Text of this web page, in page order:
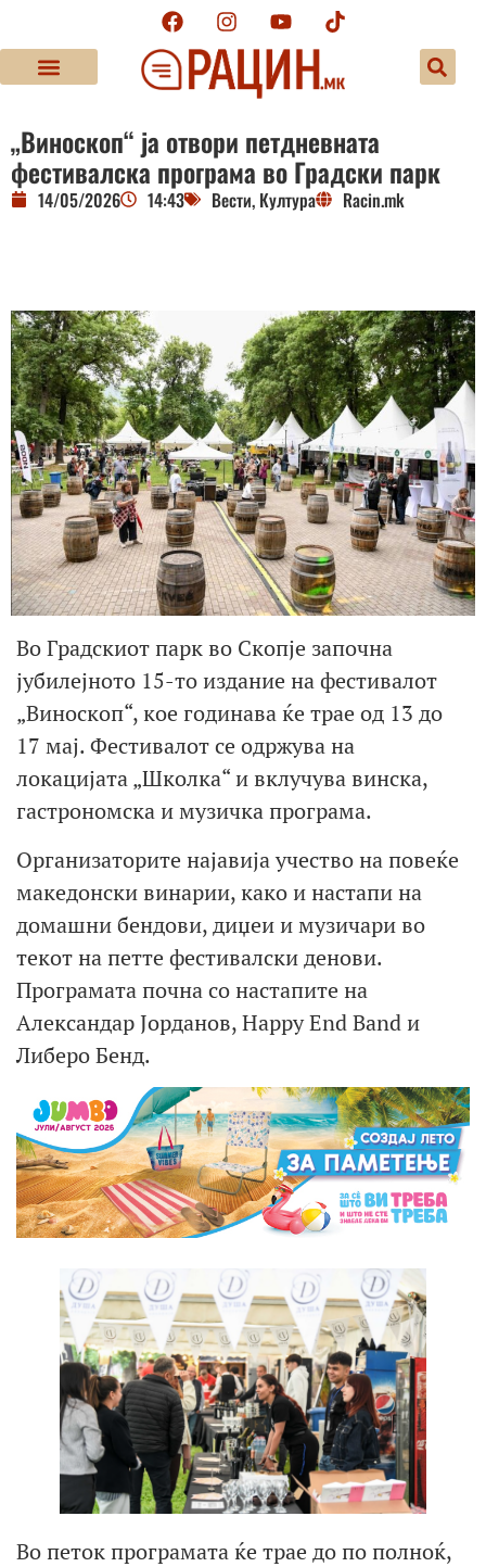
„Виноскоп“ ја отвори петдневната
фестивалска програма во Градски парк
14/05/2026 14:43 Вести, Култура Racin.mk
Во Градскиот парк во Скопје започна
јубилејното 15-то издание на фестивалот
„Виноскоп“, кое годинава ќе трае од 13 до
17 мај. Фестивалот се одржува на
локацијата „Школка“ и вклучува винска,
гастрономска и музичка програма.
Организаторите најавија учество на повеќе
македонски винарии, како и настапи на
домашни бендови, диџеи и музичари во
текот на петте фестивалски денови.
Програмата почна со настапите на
Александар Јорданов, Happy End Band и
Либеро Бенд.
Во петок програмата ќе трае до по полноќ,